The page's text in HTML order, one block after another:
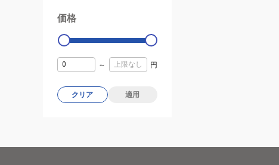
価格
0
～ 円
クリア 適用